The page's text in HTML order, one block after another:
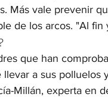
Más vale prevenir
de los arcos. "Al
que han
a sus polluelos
Millán, experta en